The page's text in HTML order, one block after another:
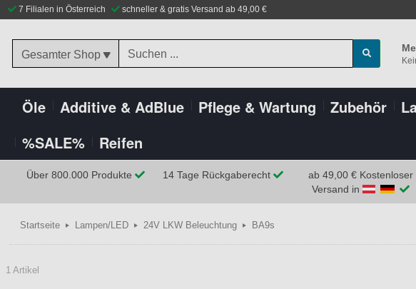
7 Filialen in Österreich schneller & gratis Versand ab 49,00 €
Gesamter Shop
Öle Additive & AdBlue Pflege & Wartung Zubehör
%SALE%
Reifen
Über 800.000 Produkte 14 Tage Rückgaberecht
ab 49,00 € Kostenloser
Versand in
Startseite Lampen/LED 24V LKW Beleuchtung BA9s
1 Artikel